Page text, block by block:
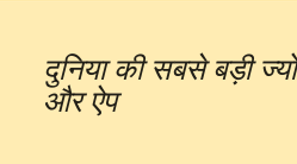
दुनिया की सबसे बड़ी
और ऐप